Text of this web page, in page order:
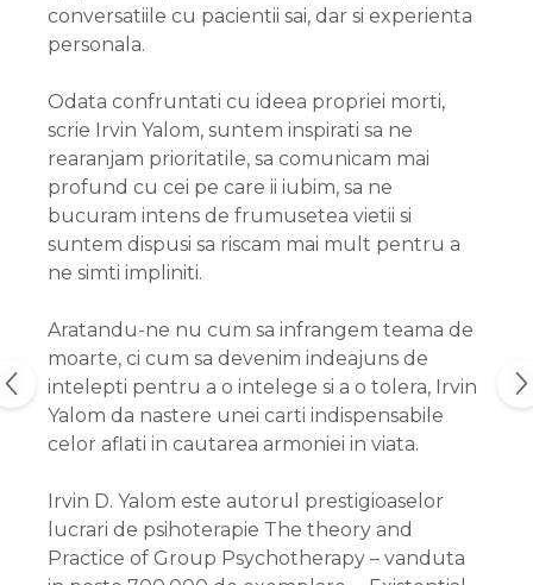
conversatiile cu pacientii sai, dar si experienta
personala.
Odata confruntati cu ideea propriei morti,
scrie Irvin Yalom, suntem inspirati sa ne
rearanjam prioritatile, sa comunicam mai
profund cu cei pe care ii iubim, sa ne
bucuram intens de frumusetea vietii si
suntem dispusi sa riscam mai mult pentru a
ne simti impliniti.
Aratandu-ne nu cum sa infrangem teama de
moarte, ci cum sa devenim indeajuns de
intelepti pentru a o intelege si a o tolera, Irvin
Yalom da nastere unei carti indispensabile
celor aflati in cautarea armoniei in viata.
Irvin D. Yalom este autorul prestigioaselor
lucrari de psihoterapie The theory and
Practice of Group Psychotherapy – vanduta